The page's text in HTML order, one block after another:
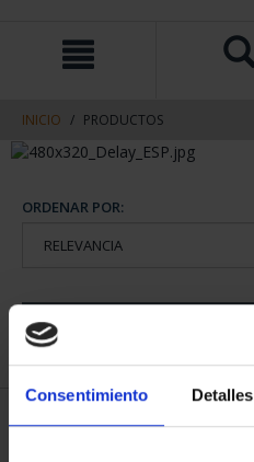
Consentimiento Detalles
contenido
navegacin
INICIO PRODUCTOS
ORDENAR POR:
1 Productos encontrados